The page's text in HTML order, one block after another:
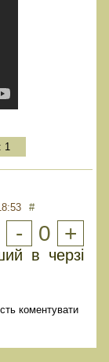
1
#
- 0 +
в черзі
коментувати